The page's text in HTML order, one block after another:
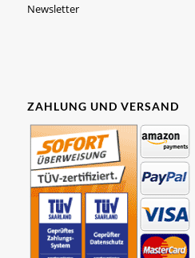
Newsletter
ZAHLUNG UND VERSAND